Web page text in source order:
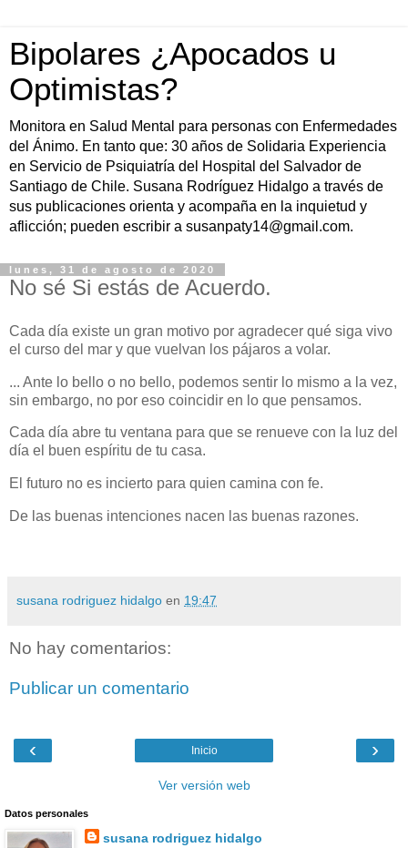
Bipolares ¿Apocados u
Optimistas?
Monitora en Salud Mental para personas con Enfermedades
del Ánimo. En tanto que: 30 años de Solidaria Experiencia
en Servicio de Psiquiatría del Hospital del Salvador de
Santiago de Chile. Susana Rodríguez Hidalgo a través de
sus publicaciones orienta y acompaña en la inquietud y
aflicción; pueden escribir a susanpaty14@gmail.com.
lunes, 31 de agosto de 2020
No sé Si estás de Acuerdo.
Cada día existe un gran motivo por agradecer qué siga vivo
el curso del mar y que vuelvan los pájaros a volar.
... Ante lo bello o no bello, podemos sentir lo mismo a la vez,
sin embargo, no por eso coincidir en lo que pensamos.
Cada día abre tu ventana para que se renueve con la luz del
día el buen espíritu de tu casa.
El futuro no es incierto para quien camina con fe.
De las buenas intenciones nacen las buenas razones.
susana rodriguez hidalgo en 19:47
No hay comentarios:
Publicar un comentario
‹ ›
Inicio
Ver versión web
Datos personales
susana rodriguez hidalgo